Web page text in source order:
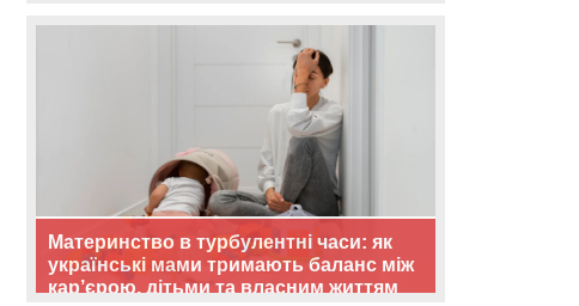
Материнство в турбулентні часи: як
українські мами тримають баланс між
кар’єрою, дітьми та власним життям